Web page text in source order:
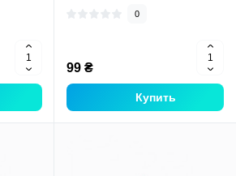
0
99 ₴
Купить